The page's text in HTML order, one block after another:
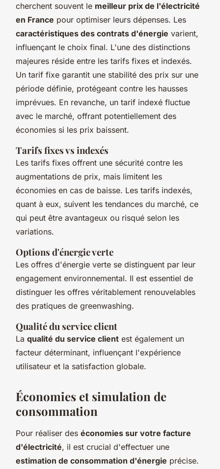
cherchent souvent le meilleur prix de l'électricité
en France pour optimiser leurs dépenses. Les
caractéristiques des contrats d'énergie varient,
influençant le choix final. L'une des distinctions
majeures réside entre les tarifs fixes et indexés.
Un tarif fixe garantit une stabilité des prix sur une
période définie, protégeant contre les hausses
imprévues. En revanche, un tarif indexé fluctue
avec le marché, offrant potentiellement des
économies si les prix baissent.
Tarifs fixes vs indexés
Les tarifs fixes offrent une sécurité contre les
augmentations de prix, mais limitent les
économies en cas de baisse. Les tarifs indexés,
quant à eux, suivent les tendances du marché, ce
qui peut être avantageux ou risqué selon les
variations.
Options d'énergie verte
Les offres d'énergie verte se distinguent par leur
engagement environnemental. Il est essentiel de
distinguer les offres véritablement renouvelables
des pratiques de greenwashing.
Qualité du service client
La qualité du service client est également un
facteur déterminant, influençant l'expérience
utilisateur et la satisfaction globale.
Économies et simulation de
consommation
Pour réaliser des économies sur votre facture
d'électricité, il est crucial d'effectuer une
estimation de consommation d'énergie précise.